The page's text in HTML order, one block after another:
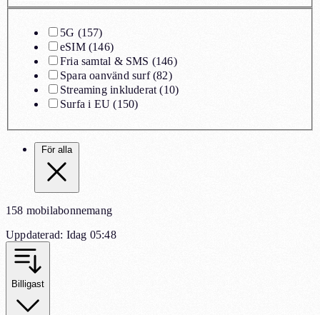
5G (157)
eSIM (146)
Fria samtal & SMS (146)
Spara oanvänd surf (82)
Streaming inkluderat (10)
Surfa i EU (150)
För alla
158 mobilabonnemang
Uppdaterad: Idag 05:48
Billigast